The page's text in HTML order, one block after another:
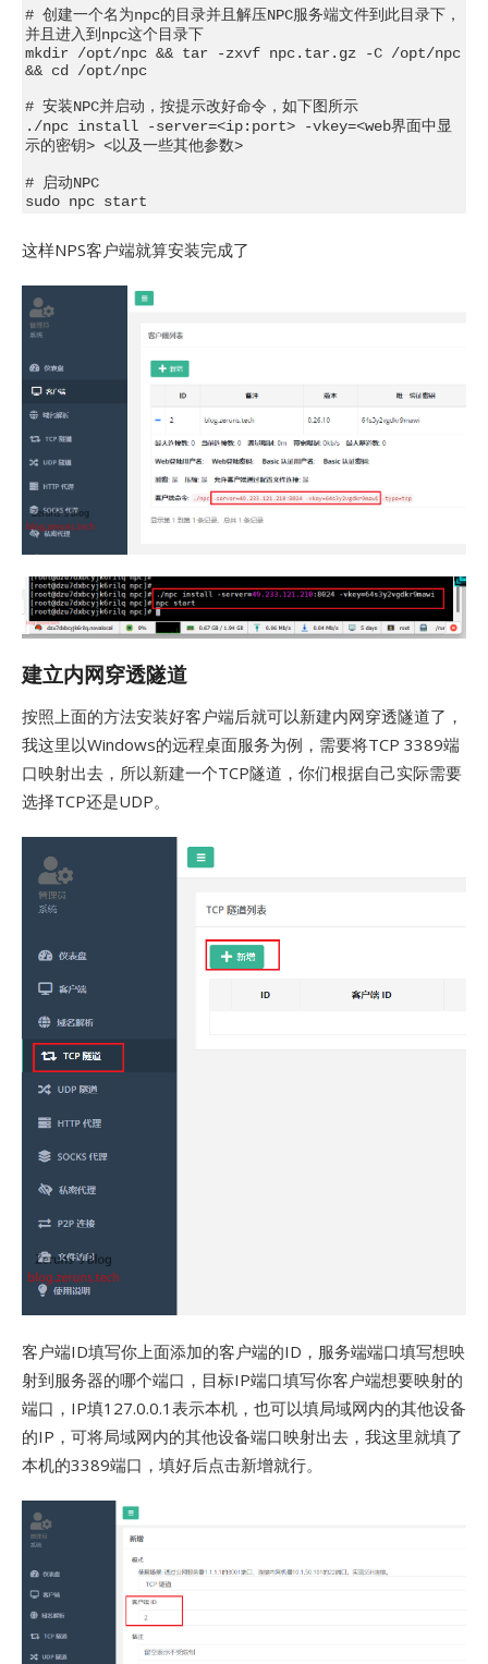
# 创建一个名为npc的目录并且解压NPC服务端文件到此目录下，
并且进入到npc这个目录下
mkdir /opt/npc && tar -zxvf npc.tar.gz -C /opt/npc
&& cd /opt/npc
# 安装NPC并启动，按提示改好命令，如下图所示
./npc install -server=<ip:port> -vkey=<web界面中显
示的密钥> <以及一些其他参数>
# 启动NPC
这样NPS客户端就算安装完成了
建立内网穿透隧道
按照上面的方法安装好客户端后就可以新建内网穿透隧道了，
我这里以Windows的远程桌面服务为例，需要将TCP 3389端
口映射出去，所以新建一个TCP隧道，你们根据自己实际需要
选择TCP还是UDP。
客户端ID填写你上面添加的客户端的ID，服务端端口填写想映
射到服务器的哪个端口，目标IP端口填写你客户端想要映射的
端口，IP填127.0.0.1表示本机，也可以填局域网内的其他设备
的IP，可将局域网内的其他设备端口映射出去，我这里就填了
本机的3389端口，填好后点击新增就行。